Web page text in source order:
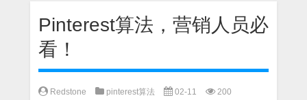
Pinterest算法，营销人员必
看！
Redstone pinterest算法 02-11 200